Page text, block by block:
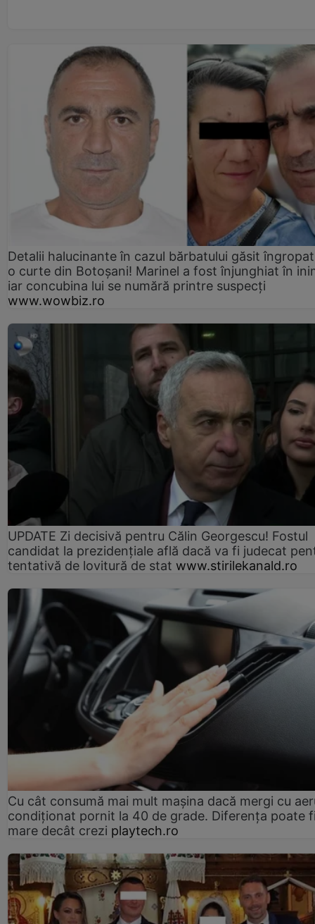
Detalii halucinante în cazul bărbatului găsit
o curte din Botoșani! Marinel a fost înjunghiat în
iar concubina lui se numără printre suspecți
www.wowbiz.ro
UPDATE Zi decisivă pentru Călin Georgescu! Fostul
candidat la prezidențiale află dacă va fi judecat
tentativă de lovitură de stat www.stirilekanald.ro
Cu cât consumă mai mult mașina dacă mergi cu
condiționat pornit la 40 de grade. Diferența poate
mare decât crezi playtech.ro